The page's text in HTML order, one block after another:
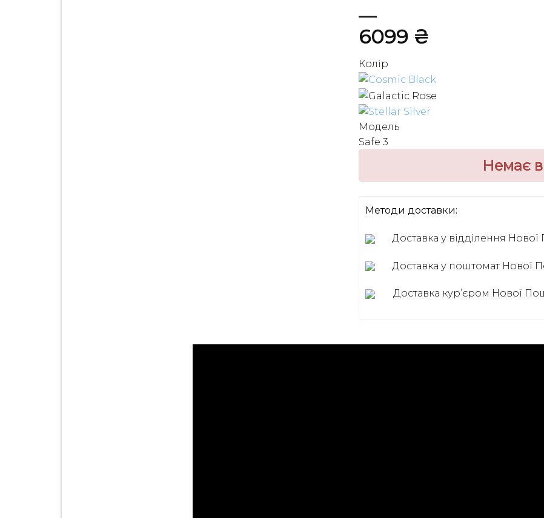
6099 ₴
Колір
Модель
Safe 3
Немає в
Методи доставки:
Доставка у відділення
Доставка у поштомат Нової
Доставка курʼєром Нової